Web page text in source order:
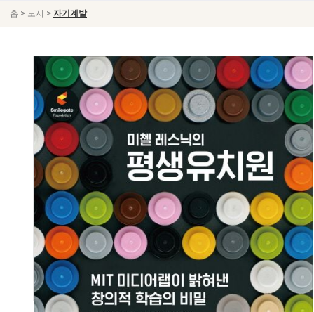
홈 > 도서 > 자기계발